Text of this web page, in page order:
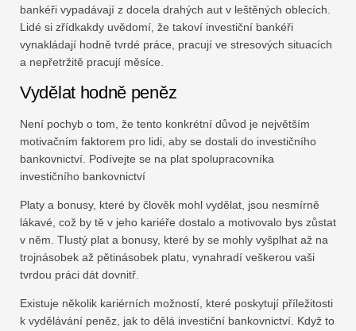
bankéři vypadávají z docela drahých aut v leštěných oblecích.
Lidé si zřídkakdy uvědomí, že takoví investiční bankéři
vynakládají hodně tvrdé práce, pracují ve stresových situacích
a nepřetržitě pracují měsíce.
Vydělat hodně peněz
Není pochyb o tom, že tento konkrétní důvod je největším
motivačním faktorem pro lidi, aby se dostali do investičního
bankovnictví. Podívejte se na plat spolupracovníka
investičního bankovnictví
Platy a bonusy, které by člověk mohl vydělat, jsou nesmírně
lákavé, což by tě v jeho kariéře dostalo a motivovalo bys zůstat
v něm. Tlustý plat a bonusy, které by se mohly vyšplhat až na
trojnásobek až pětinásobek platu, vynahradí veškerou vaši
tvrdou práci dát dovnitř.
Existuje několik kariérních možností, které poskytují příležitosti
k vydělávání peněz, jak to dělá investiční bankovnictví. Když to